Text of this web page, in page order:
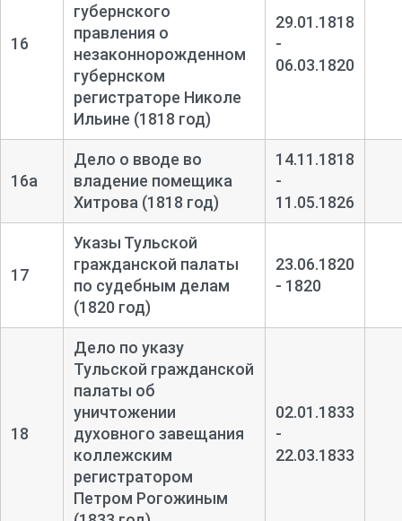
16
губернского
правления о
незаконнорожденном
губернском
регистраторе Николе
Ильине (1818 год)
29.01.1818
-
06.03.1820
16а
Дело о вводе во
владение помещика
Хитрова (1818 год)
14.11.1818
-
11.05.1826
17
Указы Тульской
гражданской палаты
по судебным делам
(1820 год)
23.06.1820
- 1820
18
Дело по указу
Тульской гражданской
палаты об
уничтожении
духовного завещания
коллежским
регистратором
Петром Рогожиным
02.01.1833
-
22.03.1833